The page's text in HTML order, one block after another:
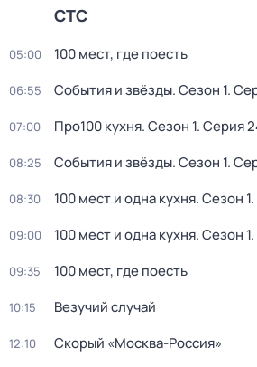
СТС
05:00 100 мест, где поесть
06:55 События и звёзды. Сезон 1.
07:00 Про100 кухня. Сезон 1. Серия
08:25 События и звёзды. Сезон 1.
08:30 100 мест и одна кухня. Сезон 1
09:00 100 мест и одна кухня. Сезон 1
09:35 100 мест, где поесть
10:15 Везучий случай
12:10 Скорый «Москва-Россия»